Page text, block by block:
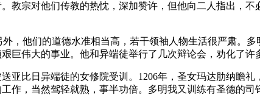
教宗对他们传教的热忱，深加赞许，但他向二人指出，不
，他们的道德水准相当高，若干领袖人物生活很严肃。
伟大的事业。他和异端徒举行了几次辩论会，劝化了许
比日异端徒的女修院受训。1206年，圣女玛达肋纳瞻礼
，当然驾轻就熟，事半功倍。多明我又训练有圣德的司